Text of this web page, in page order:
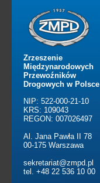
Zrzeszenie
Międzynarodowych
Przewoźników
Drogowych w Polsce
NIP: 522-000-21-10
KRS: 109043
REGON: 007026497
Al. Jana Pawła II 78
00-175 Warszawa
sekretariat@zmpd.pl
tel. +48 22 536 10 00